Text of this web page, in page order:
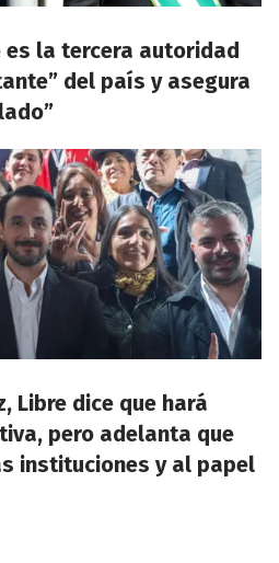
es la tercera autoridad
del país y asegura
Libre dice que hará
pero adelanta que
instituciones y al papel